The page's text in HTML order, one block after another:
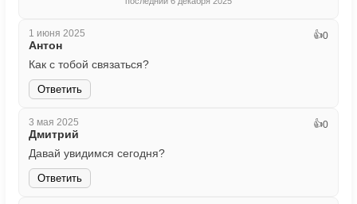
1 июня 2025
Антон
👍0
Как с тобой связаться?
Ответить
3 мая 2025
Дмитрий
👍0
Давай увидимся сегодня?
Ответить